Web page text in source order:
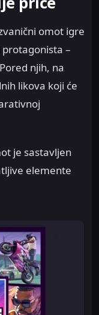
omot igre
–
njih, na
likova koji će
je sastavljen
elemente